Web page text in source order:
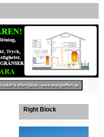
Right Block